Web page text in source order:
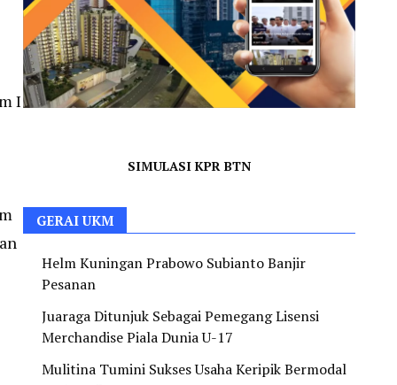
I
SIMULASI KPR BTN
GERAI UKM
Helm Kuningan Prabowo Subianto Banjir
Pesanan
Juaraga Ditunjuk Sebagai Pemegang Lisensi
Merchandise Piala Dunia U-17
Mulitina Tumini Sukses Usaha Keripik Bermodal